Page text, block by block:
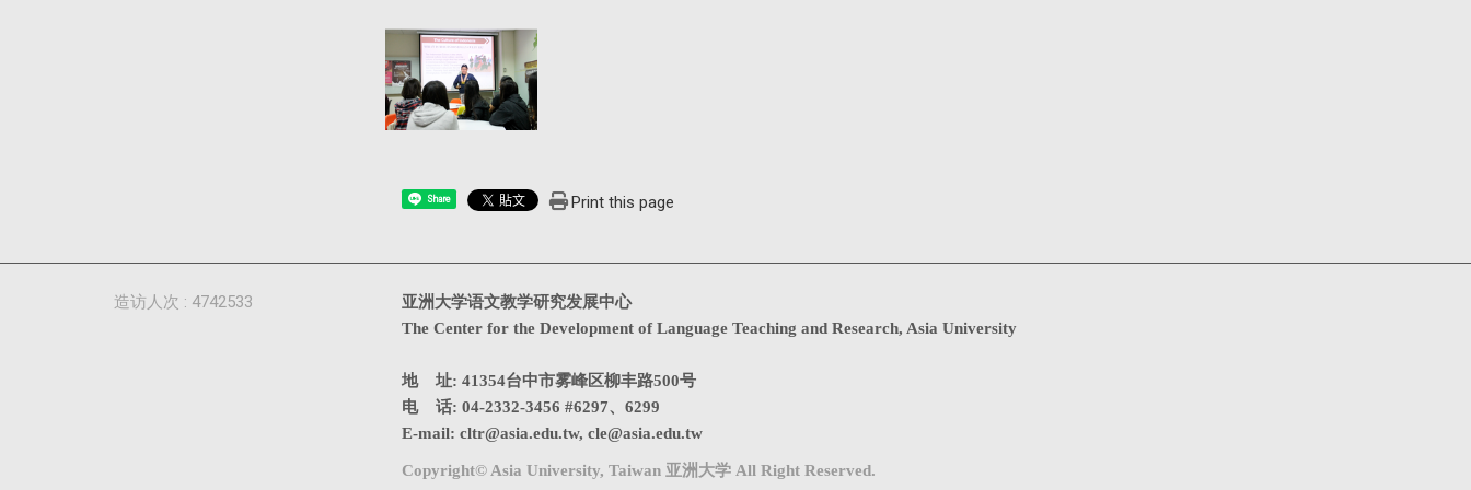
Share Print this page
亚洲大学语文教学研究发展中心
The Center for the Development of Language Teaching and Research, Asia University
地 址: 41354台中市雾峰区柳丰路500号
电 话: 04-2332-3456 #6297、6299
E-mail: cltr@asia.edu.tw, cle@asia.edu.tw
Copyright© Asia University, Taiwan 亚洲大学 All Right Reserved.
造访人次 : 4742533